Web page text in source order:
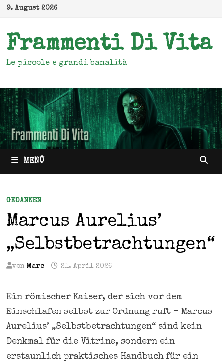
Zum
springen
9. August 2026
Frammenti Di Vita
Le piccole e grandi banalità
MENÜ
GEDANKEN
Marcus Aurelius’
„Selbstbetrachtungen“
von Marc 21. April 2026
Ein römischer Kaiser, der sich vor dem
Einschlafen selbst zur Ordnung ruft – Marcus
Aurelius’ „Selbstbetrachtungen“ sind kein
Denkmal für die Vitrine, sondern ein
erstaunlich praktisches Handbuch für ein